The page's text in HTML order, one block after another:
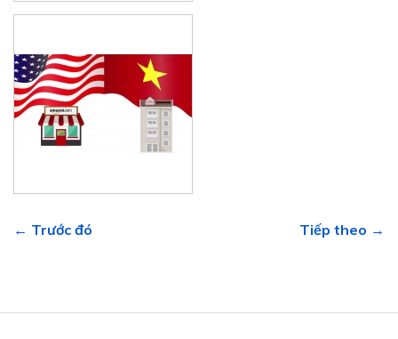
← Trước đó Tiếp theo →